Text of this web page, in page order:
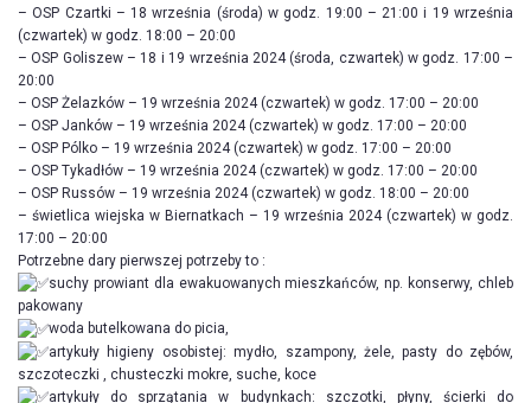
– OSP Czartki – 18 września (środa) w godz. 19:00 – 21:00 i 19 września
(czwartek) w godz. 18:00 – 20:00
– OSP Goliszew – 18 i 19 września 2024 (środa, czwartek) w godz. 17:00 –
20:00
– OSP Żelazków – 19 września 2024 (czwartek) w godz. 17:00 – 20:00
– OSP Janków – 19 września 2024 (czwartek) w godz. 17:00 – 20:00
– OSP Pólko – 19 września 2024 (czwartek) w godz. 17:00 – 20:00
– OSP Tykadłów – 19 września 2024 (czwartek) w godz. 17:00 – 20:00
– OSP Russów – 19 września 2024 (czwartek) w godz. 18:00 – 20:00
– świetlica wiejska w Biernatkach – 19 września 2024 (czwartek) w godz.
17:00 – 20:00
Potrzebne dary pierwszej potrzeby to :
suchy prowiant dla ewakuowanych mieszkańców, np. konserwy, chleb
pakowany
woda butelkowana do picia,
artykuły higieny osobistej: mydło, szampony, żele, pasty do zębów,
szczoteczki , chusteczki mokre, suche, koce
artykuły do sprzątania w budynkach: szczotki, płyny, ścierki do